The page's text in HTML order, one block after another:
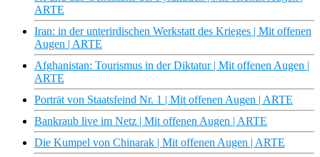
ARTE
Iran: in der unterirdischen Werkstatt des Krieges | Mit offenen
Augen | ARTE
Afghanistan: Tourismus in der Diktatur | Mit offenen Augen |
ARTE
Porträt von Staatsfeind Nr. 1 | Mit offenen Augen | ARTE
Bankraub live im Netz | Mit offenen Augen | ARTE
Die Kumpel von Chinarak | Mit offenen Augen | ARTE